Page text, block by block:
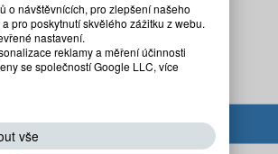
o návštěvnících, pro zlepšení našeho
pro poskytnutí skvělého zážitku z webu.
nastavení.
reklamy a měření účinnosti
se společností Google LLC, více
vše